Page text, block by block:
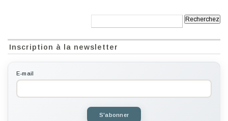
Recherche:
Inscription à la newsletter
E-mail
S'abonner